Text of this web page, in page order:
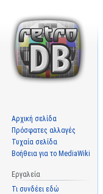
Αρχική σελίδα
Πρόσφατες αλλαγές
Τυχαία σελίδα
Βοήθεια για το MediaWiki
Εργαλεία
Τι συνδέει εδώ